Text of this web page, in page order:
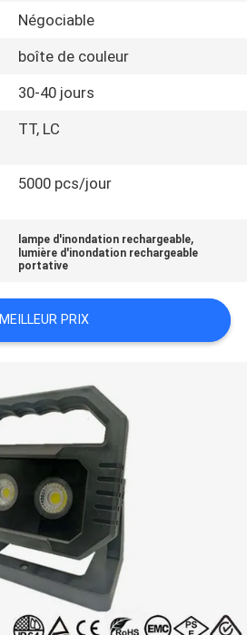
Négociable
boîte de couleur
30-40 jours
TT, LC
5000 pcs/jour
lampe d'inondation rechargeable,
lumière d'inondation rechargeable
portative
MEILLEUR PRIX